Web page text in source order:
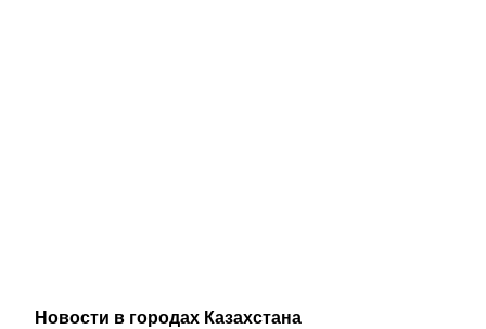
Новости в городах Казахстана